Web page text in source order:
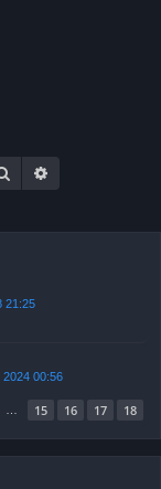
Rechercher
21:25
2024 00:56
15 16 17 18